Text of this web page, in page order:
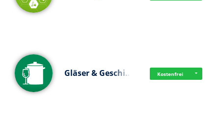
Gläser & Geschi… Kostenfrei